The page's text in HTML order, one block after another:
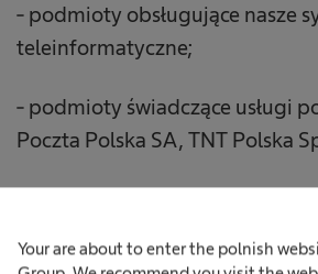
Your are about to enter the polnish
- podmioty obsługujące nasze
teleinformatyczne;
- podmioty świadczące usługi
Poczta Polska SA, TNT Polska